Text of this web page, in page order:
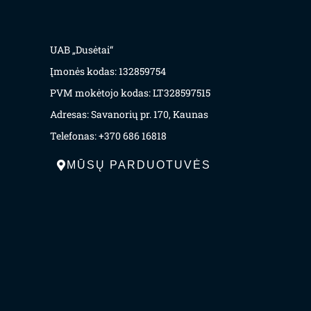
UAB „Dusėtai“
Įmonės kodas: 132859754
PVM mokėtojo kodas: LT328597515
Adresas: Savanorių pr. 170, Kaunas
Telefonas: +370 686 16818
MŪSŲ PARDUOTUVĖS